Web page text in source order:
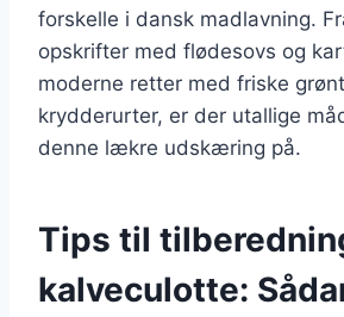
forskelle i dansk madlavning.
opskrifter med flødesovs og
moderne retter med friske
krydderurter, er der utallige
denne lækre udskæring på.
Tips til
kalveculotte: